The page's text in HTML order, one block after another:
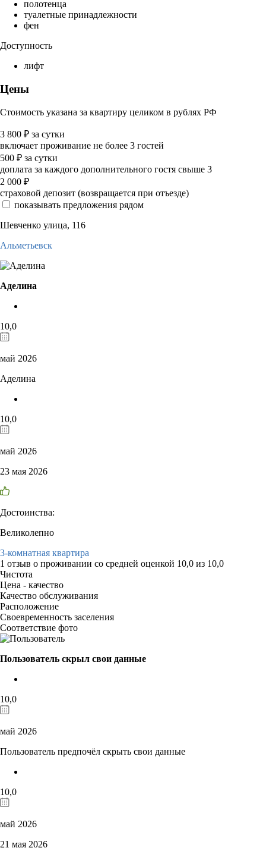
полотенца
туалетные принадлежности
фен
Доступность
лифт
Цены
Стоимость указана за квартиру целиком в рублях РФ
3 800 ₽ за сутки
включает проживание не более 3 гостей
500 ₽ за сутки
доплата за каждого дополнительного гостя свыше 3
2 000 ₽
страховой депозит (возвращается при отъезде)
показывать предложения рядом
Шевченко улица, 116
Альметьевск
Аделина
10,0
май 2026
Аделина
10,0
май 2026
23 мая 2026
Достоинства:
Великолепно
3-комнатная квартира
1 отзыв о проживании со средней оценкой 10,0 из 10,0
Чистота
Цена - качество
Качество обслуживания
Расположение
Своевременность заселения
Соответствие фото
Пользователь скрыл свои данные
10,0
май 2026
Пользователь предпочёл скрыть свои данные
10,0
май 2026
21 мая 2026